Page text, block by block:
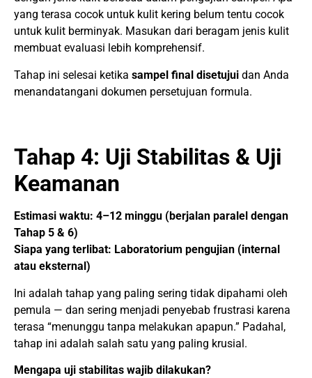
yang terasa cocok untuk kulit kering belum tentu cocok
untuk kulit berminyak. Masukan dari beragam jenis kulit
membuat evaluasi lebih komprehensif.
Tahap ini selesai ketika sampel final disetujui dan Anda
menandatangani dokumen persetujuan formula.
Tahap 4: Uji Stabilitas & Uji
Keamanan
Estimasi waktu: 4–12 minggu (berjalan paralel dengan
Tahap 5 & 6)
Siapa yang terlibat: Laboratorium pengujian (internal
atau eksternal)
Ini adalah tahap yang paling sering tidak dipahami oleh
pemula — dan sering menjadi penyebab frustrasi karena
terasa “menunggu tanpa melakukan apapun.” Padahal,
tahap ini adalah salah satu yang paling krusial.
Mengapa uji stabilitas wajib dilakukan?